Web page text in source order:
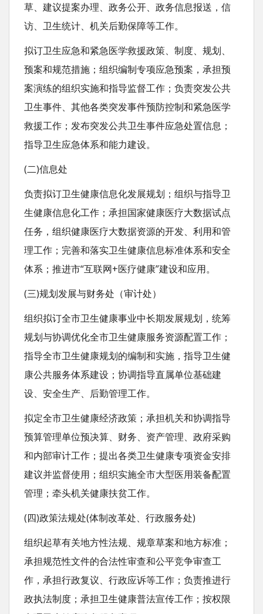
草、建议提案办理、政务公开、政务信息报送，信
访、卫生统计、机关后勤保障等工作。
拟订卫生应急和紧急医学救援政策、制度、规划、
预案和规范措施；组织编制专项应急预案，承担预
案演练的组织实施和指导监督工作；负责突发公共
卫生事件、其他各类突发事件预防控制和紧急医学
救援工作；发布突发公共卫生事件应急处置信息；
指导卫生应急体系和能力建设。
(二)信息处
负责拟订卫生健康信息化发展规划；组织与指导卫
生健康信息化工作；承担国家健康医疗大数据试点
任务，组织健康医疗大数据资源的开发、利用和管
理工作；完善和落实卫生健康信息标准体系和安全
体系；推进市“互联网+医疗健康”建设和应用。
(三)规划发展与财务处（审计处）
组织拟订全市卫生健康事业中长期发展规划，统筹
规划与协调优化全市卫生健康服务资源配置工作；
指导全市卫生健康规划的编制和实施，指导卫生健
康公共服务体系建设；协调指导直属单位基础建
设、安全生产、后勤管理工作。
拟定全市卫生健康经济政策；承担机关和协调指导
预算管理单位预决算、财务、资产管理、政府采购
和内部审计工作；提出各类卫生健康专项资金安排
建议并监督使用；组织实施全市大型医用装备配置
管理；牵头机关健康扶贫工作。
(四)政策法规处(体制改革处、行政服务处)
组织起草有关地方性法规、规章草案和地方标准；
承担规范性文件的合法性审查和公平竞争审查工
作，承担行政复议、行政应诉等工作；负责推进行
政执法制度；承担卫生健康普法宣传工作；按权限